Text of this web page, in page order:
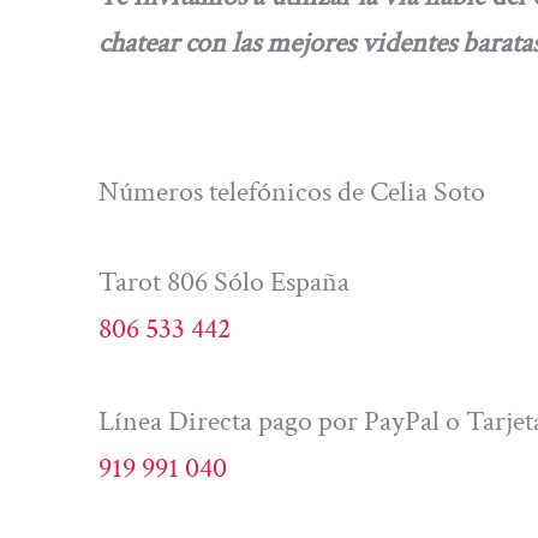
chatear con las mejores videntes
Números telefónicos de Celia Soto
Tarot 806 Sólo España
806 533 442
Línea Directa pago por PayPal o
919 991 040